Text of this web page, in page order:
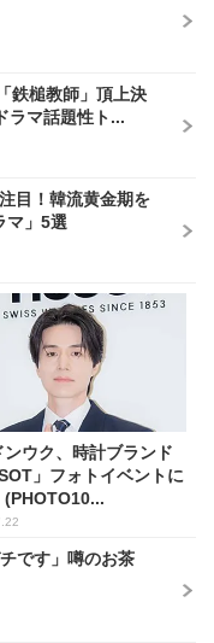
鉄槌教師」頂上決
ラマ話題性ト...
目！韓流黄金期を
マ」5選
ンウク、時計ブランド
」フォトイベントに
(PHOTO10...
です」噂のお茶